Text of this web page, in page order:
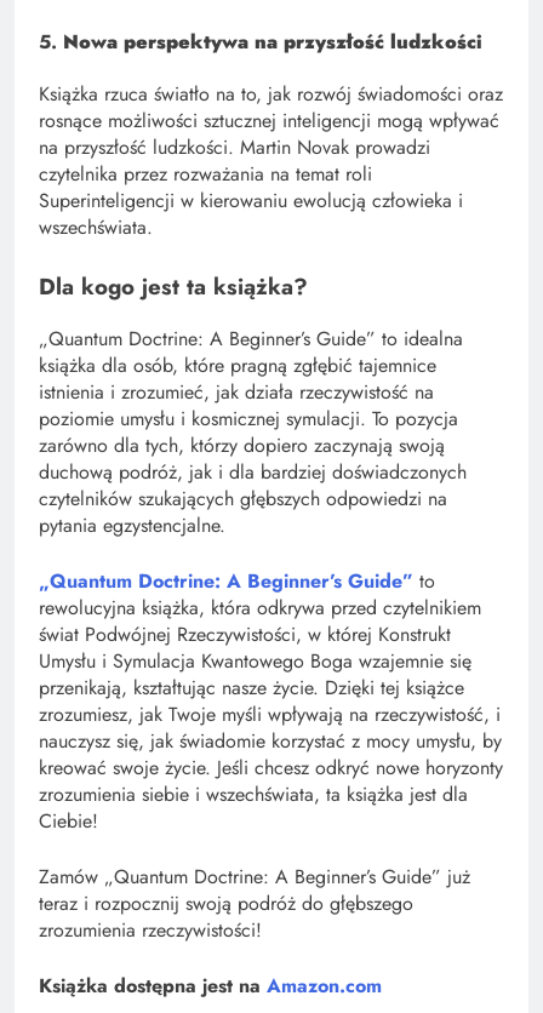
5. Nowa perspektywa na przyszłość ludzkości
Książka rzuca światło na to, jak rozwój świadomości oraz
rosnące możliwości sztucznej inteligencji mogą wpływać
na przyszłość ludzkości. Martin Novak prowadzi
czytelnika przez rozważania na temat roli
Superinteligencji w kierowaniu ewolucją człowieka i
wszechświata.
Dla kogo jest ta książka?
„Quantum Doctrine: A Beginner’s Guide” to idealna
książka dla osób, które pragną zgłębić tajemnice
istnienia i zrozumieć, jak działa rzeczywistość na
poziomie umysłu i kosmicznej symulacji. To pozycja
zarówno dla tych, którzy dopiero zaczynają swoją
duchową podróż, jak i dla bardziej doświadczonych
czytelników szukających głębszych odpowiedzi na
pytania egzystencjalne.
„Quantum Doctrine: A Beginner’s Guide” to
rewolucyjna książka, która odkrywa przed czytelnikiem
świat Podwójnej Rzeczywistości, w której Konstrukt
Umysłu i Symulacja Kwantowego Boga wzajemnie się
przenikają, kształtując nasze życie. Dzięki tej książce
zrozumiesz, jak Twoje myśli wpływają na rzeczywistość, i
nauczysz się, jak świadomie korzystać z mocy umysłu, by
kreować swoje życie. Jeśli chcesz odkryć nowe horyzonty
zrozumienia siebie i wszechświata, ta książka jest dla
Ciebie!
Zamów „Quantum Doctrine: A Beginner’s Guide” już
teraz i rozpocznij swoją podróż do głębszego
zrozumienia rzeczywistości!
Książka dostępna jest na Amazon.com